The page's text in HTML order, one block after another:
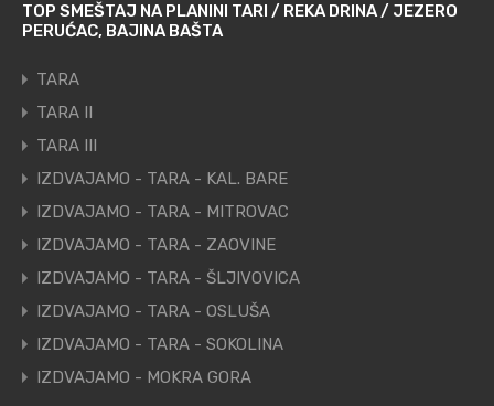
TOP SMEŠTAJ NA PLANINI TARI / REKA DRINA / JEZERO
PERUĆAC, BAJINA BAŠTA
TARA
TARA II
TARA III
IZDVAJAMO - TARA - KAL. BARE
IZDVAJAMO - TARA - MITROVAC
IZDVAJAMO - TARA - ZAOVINE
IZDVAJAMO - TARA - ŠLJIVOVICA
IZDVAJAMO - TARA - OSLUŠA
IZDVAJAMO - TARA - SOKOLINA
IZDVAJAMO - MOKRA GORA